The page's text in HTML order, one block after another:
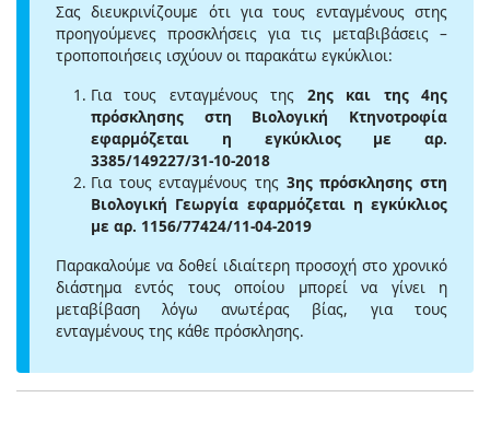
Σας διευκρινίζουμε ότι για τους ενταγμένους στης
προηγούμενες προσκλήσεις για τις μεταβιβάσεις –
τροποποιήσεις ισχύουν οι παρακάτω εγκύκλιοι:
Για τους ενταγμένους της 2ης και της 4ης
πρόσκλησης στη Βιολογική Κτηνοτροφία
εφαρμόζεται η εγκύκλιος με αρ.
3385/149227/31-10-2018
Για τους ενταγμένους της 3ης πρόσκλησης στη
Βιολογική Γεωργία εφαρμόζεται η εγκύκλιος
με αρ. 1156/77424/11-04-2019
Παρακαλούμε να δοθεί ιδιαίτερη προσοχή στο χρονικό
διάστημα εντός τους οποίου μπορεί να γίνει η
μεταβίβαση λόγω ανωτέρας βίας, για τους
ενταγμένους της κάθε πρόσκλησης.